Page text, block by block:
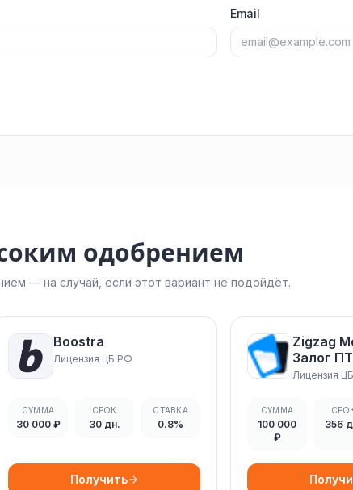
Email
одобрением
— на случай, если этот вариант не подойдёт.
Boostra
Лицензия ЦБ РФ
СУММА
30 000 ₽
СРОК
30 дн.
СТАВКА
0.8%
Получить
Zigzag
Залог
Лицензия
СУММА
100 000
₽
356